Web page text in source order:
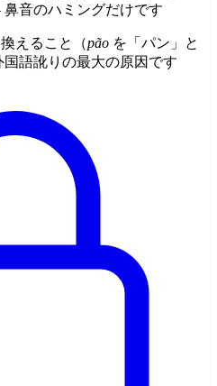
音のハミングだけです
えること（pão を「パン」と
語訛りの最大の原因です